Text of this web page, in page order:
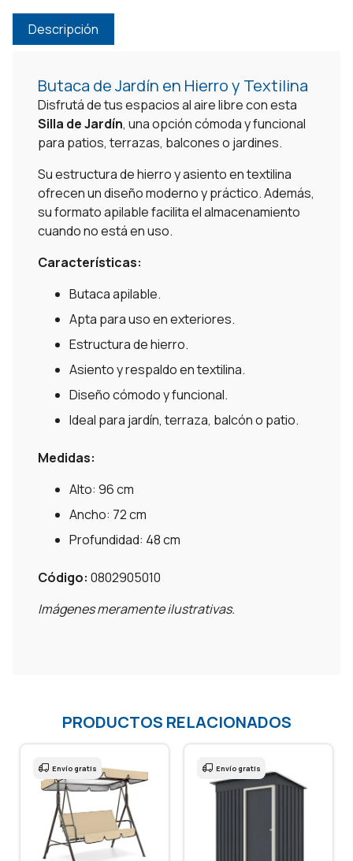
Descripción
Butaca de Jardín en Hierro y Textilina
Disfrutá de tus espacios al aire libre con esta
Silla de Jardín, una opción cómoda y funcional
para patios, terrazas, balcones o jardines.
Su estructura de hierro y asiento en textilina
ofrecen un diseño moderno y práctico. Además,
su formato apilable facilita el almacenamiento
cuando no está en uso.
Características:
Butaca apilable.
Apta para uso en exteriores.
Estructura de hierro.
Asiento y respaldo en textilina.
Diseño cómodo y funcional.
Ideal para jardín, terraza, balcón o patio.
Medidas:
Alto: 96 cm
Ancho: 72 cm
Profundidad: 48 cm
Código: 0802905010
Imágenes meramente ilustrativas.
PRODUCTOS RELACIONADOS
Envío gratis Envío gratis